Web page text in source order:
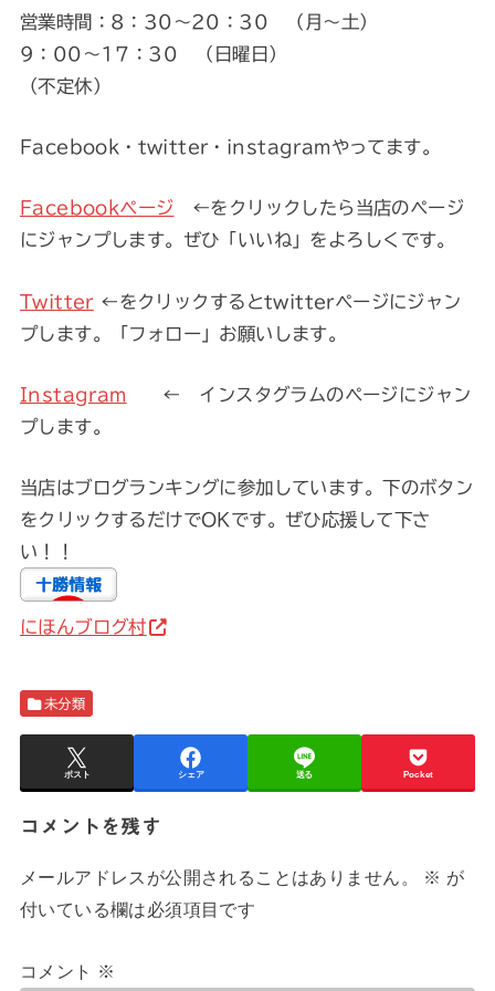
営業時間：8：30～20：30 （月～土）
9：00～17：30 （日曜日）
（不定休）
Facebook・twitter・instagramやってます。
Facebookページ ←をクリックしたら当店のページ
にジャンプします。ぜひ「いいね」をよろしくです。
Twitter ←をクリックするとtwitterページにジャン
プします。「フォロー」お願いします。
Instagram ← インスタグラムのページにジャン
プします。
当店はブログランキングに参加しています。下のボタン
をクリックするだけでOKです。ぜひ応援して下さ
い！！
にほんブログ村
未分類
ポスト シェア 送る Pocket
コメントを残す
メールアドレスが公開されることはありません。 ※ が
付いている欄は必須項目です
コメント ※